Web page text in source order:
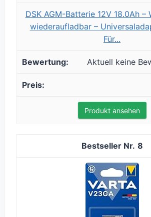
DSK AGM-Batterie 12V 18.0Ah –
wiederaufladbar –
Für...
Aktuell keine
Produkt ansehen
8